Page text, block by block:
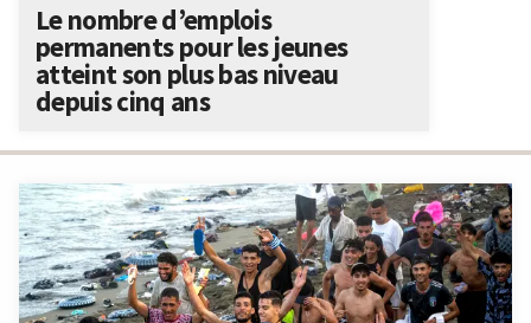
Le nombre d’emplois
permanents pour les jeunes
atteint son plus bas niveau
depuis cinq ans